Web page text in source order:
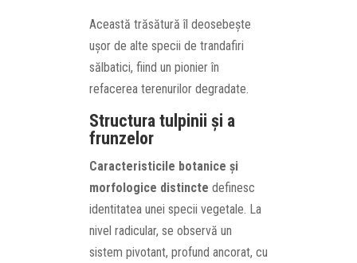
Această trăsătură îl deosebește
ușor de alte specii de trandafiri
sălbatici, fiind un pionier în
refacerea terenurilor degradate.
Structura tulpinii și a
frunzelor
Caracteristicile botanice și
morfologice distincte definesc
identitatea unei specii vegetale. La
nivel radicular, se observă un
sistem pivotant, profund ancorat, cu